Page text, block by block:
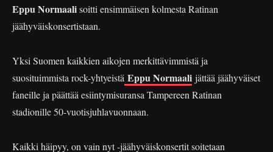
Eppu Normaalisoitti ensimmäisen kolmesta Ratinan
jäähyväiskonsertistaan.
Yksi Suomen kaikkien aikojen merkittävimmistä ja
suosituimmista rock-yhtyeistä Eppu Normaali jättää jäähyväiset
faneille ja päättää esiintymisuransa Tampereen Ratinan
stadionille 50-vuotisjuhlavuonnaan.
Kaikki häipyy, on vain nyt -jäähyväiskonsertit soitetaan